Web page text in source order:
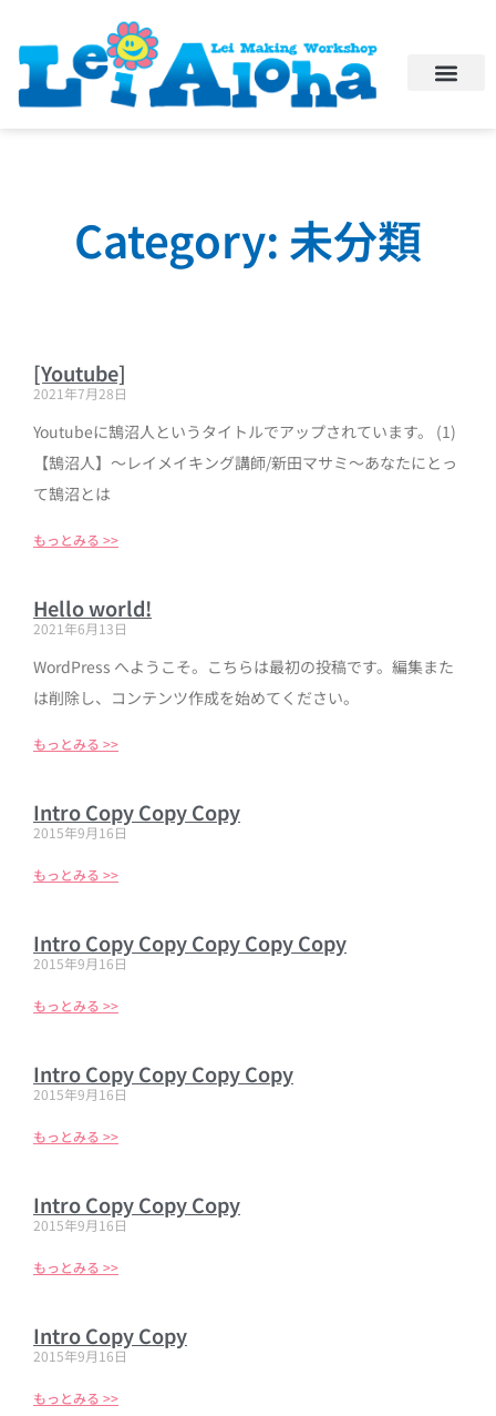
Category: 未分類
[Youtube]
2021年7月28日
Youtubeに鵠沼人というタイトルでアップされています。 (1)
【鵠沼人】〜レイメイキング講師/新田マサミ〜あなたにとっ
て鵠沼とは
もっとみる >>
Hello world!
2021年6月13日
WordPress へようこそ。こちらは最初の投稿です。編集また
は削除し、コンテンツ作成を始めてください。
もっとみる >>
Intro Copy Copy Copy
2015年9月16日
もっとみる >>
Intro Copy Copy Copy Copy Copy
2015年9月16日
もっとみる >>
Intro Copy Copy Copy Copy
2015年9月16日
もっとみる >>
Intro Copy Copy Copy
2015年9月16日
もっとみる >>
Intro Copy Copy
2015年9月16日
もっとみる >>